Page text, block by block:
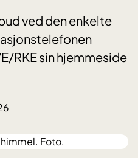
ved den enkelte
RKE sin hjemmeside